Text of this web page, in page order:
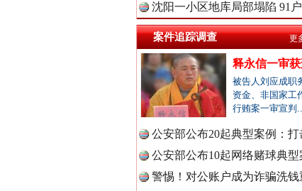
中国全
中国公
中国公
春天里的科技盛宴
沈阳一小区地库局部塌陷 91
案件追踪调查
释永信一审
被告人刘应成职
资金、非国家工
行贿案一审宣判..
公安部公布20起典型案例：打
公安部公布10起网络赌球典型
警惕！对公账户成为诈骗洗钱
更